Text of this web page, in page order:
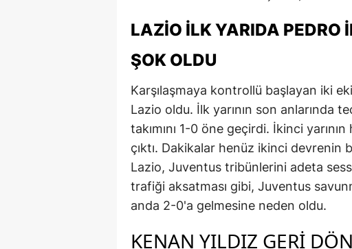
LAZIO İLK YARIDA PEDRO
ŞOK OLDU
Karşılaşmaya kontrollü başlayan iki
Lazio oldu. İlk yarının son anlarında
takımını 1-0 öne geçirdi. İkinci
çıktı. Dakikalar henüz ikinci devrenin
Lazio, Juventus tribünlerini adeta
trafiği aksatması gibi, Juventus
anda 2-0'a gelmesine neden oldu.
KENAN YILDIZ GERI